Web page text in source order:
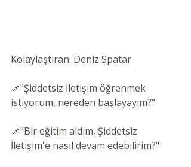
Kolaylaştıran: Deniz Spatar
📌"Şiddetsiz İletişim öğrenmek
istiyorum, nereden başlayayım?"
📌"Bir eğitim aldım, Şiddetsiz
İletişim'e nasıl devam edebilirim?"